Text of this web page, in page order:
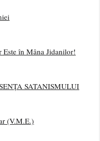
în Mâna Jidanilor!
SATANISMULUI
(V.M.E.)